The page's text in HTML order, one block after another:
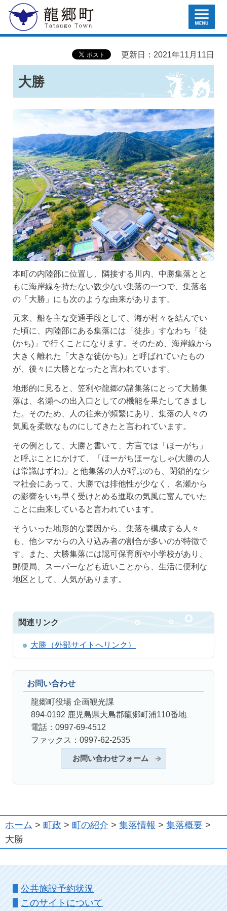
龍郷町 MENU
更新日：2021年11月11日
大勝
本町の内陸部に位置し、隣接する川内、中勝集落とと
もに海岸線を持たない数少ない集落の一つで、集落名
の「大勝」にも次のような由来があります。
元来、船を主な交通手段として、海が村々を結んでい
た頃に、内陸部にある集落には「徒歩」すなわち「徒
(かち)」で行くことになります。そのため、海岸線から
大きく離れた「大きな徒(かち)」と呼ばれていたもの
が、後々に大勝となったと言われています。
地形的に見ると、笠利や龍郷の諸集落にとって大勝集
落は、名瀬への出入口としての機能を果たしてきまし
た。そのため、人の往来が頻繁にあり、集落の人々の
気風を柔軟なものにしてきたと言われています。
その例として、大勝と書いて、方言では「ほーがち」
と呼ぶことにかけて、「ほーがちほーなしゃ(大勝の人
は常識はずれ)」と他集落の人が呼ぶのも、閉鎖的なシ
マ社会にあって、大勝では排他性が少なく、名瀬から
の影響をいち早く受けとめる進取の気風に富んでいた
ことに由来していると言われています。
そういった地形的な要因から、集落を構成する人々
も、他シマからの入り込み者の割合が多いのが特徴で
す。また、大勝集落には認可保育所や小学校があり、
郵便局、スーパーなども近いことから、生活に便利な
地区として、人気があります。
関連リンク
大勝（外部サイトへリンク）
お問い合わせ
龍郷町役場 企画観光課
894-0192 鹿児島県大島郡龍郷町浦110番地
電話：0997-69-4512
ファックス：0997-62-2535
お問い合わせフォーム
ホーム > 町政 > 町の紹介 > 集落情報 > 集落概要 >
大勝
公共施設予約状況
このサイトについて